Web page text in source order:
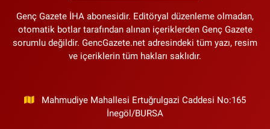
Genç Gazete İHA abonesidir. Editöryal düzenleme olmadan,
otomatik botlar tarafından alınan içeriklerden Genç Gazete
sorumlu değildir. GencGazete.net adresindeki tüm yazı, resim
ve içeriklerin tüm hakları saklıdır.
Mahmudiye Mahallesi Ertuğrulgazi Caddesi No:165
İnegöl/BURSA